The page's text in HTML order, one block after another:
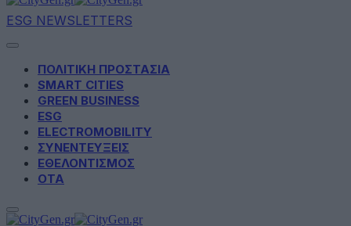
ESG NEWSLETTERS
ΠΟΛΙΤΙΚΗ ΠΡΟΣΤΑΣΙΑ
SMART CITIES
GREEN BUSINESS
ESG
ELECTROMOBILITY
ΣΥΝΕΝΤΕΥΞΕΙΣ
ΕΘΕΛΟΝΤΙΣΜΟΣ
ΟΤΑ